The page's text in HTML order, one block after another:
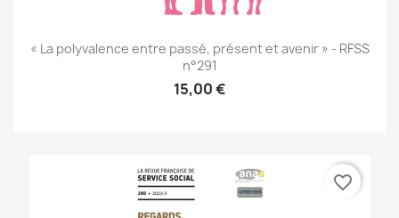
« La polyvalence entre passé, présent et avenir » - RFSS
n°291
15,00 €
favorite_border